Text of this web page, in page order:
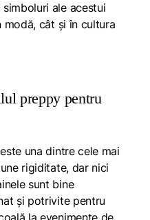
ale acestui
cât și în cultura
preppy pentru
una dintre cele mai
rigiditate, dar nici
sunt bine
și potrivite pentru
la evenimente de